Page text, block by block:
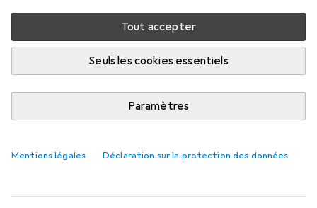
Tout accepter
Seuls les cookies essentiels
Paramètres
Mentions légales Déclaration sur la protection des données
Ajouter au panier
Comparer Ajouter à la liste
Livraison gratuite à partir de 30,– i
Informations sur le produit